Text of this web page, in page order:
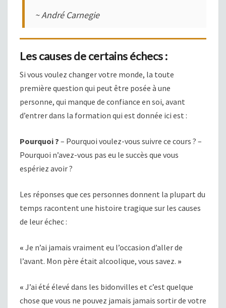
~ André Carnegie
Les causes de certains échecs :
Si vous voulez changer votre monde, la toute
première question qui peut être posée à une
personne, qui manque de confiance en soi, avant
d’entrer dans la formation qui est donnée ici est :
Pourquoi ? – Pourquoi voulez-vous suivre ce cours ? –
Pourquoi n’avez-vous pas eu le succès que vous
espériez avoir ?
Les réponses que ces personnes donnent la plupart du
temps racontent une histoire tragique sur les causes
de leur échec :
« Je n’ai jamais vraiment eu l’occasion d’aller de
l’avant. Mon père était alcoolique, vous savez. »
« J’ai été élevé dans les bidonvilles et c’est quelque
chose que vous ne pouvez jamais jamais sortir de votre